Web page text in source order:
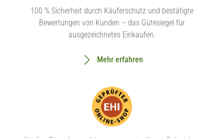
100 % Sicherheit durch Käuferschutz und bestätigte
Bewertungen von Kunden – das Gütesiegel für
ausgezeichnetes Einkaufen.
Mehr erfahren